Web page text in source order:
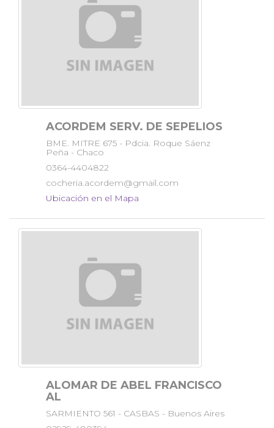
ACORDEM SERV. DE SEPELIOS
BME. MITRE 675 - Pdcia. Roque Sáenz
Peña - Chaco
0364-4404822
cocheria.acordem@gmail.com
Ubicación en el Mapa
ALOMAR DE ABEL FRANCISCO
AL
SARMIENTO 561 - CASBAS - Buenos Aires